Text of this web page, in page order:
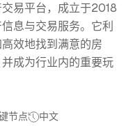
易平台，成立于2018
息与交易服务。它利
效地找到满意的房
成为行业内的重要玩
节点 中文